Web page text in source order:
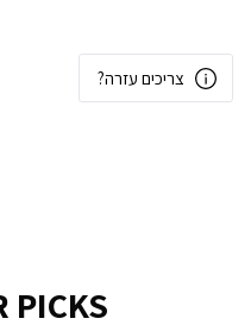
צריכים עזרה?
PICKS